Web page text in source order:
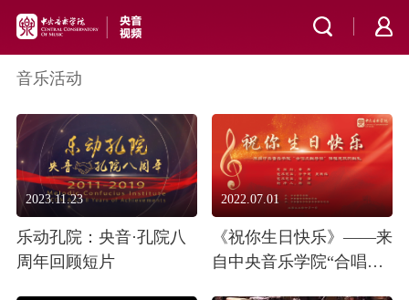
音乐活动
2023.11.23
乐动孔院：央音·孔院八
周年回顾短片
2022.07.01
《祝你生日快乐》——来
自中央音乐学院“合唱文